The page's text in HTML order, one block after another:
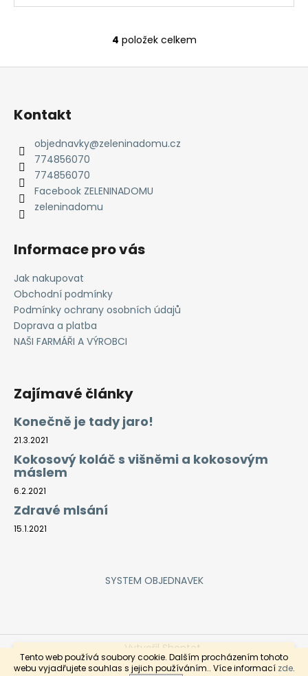
Tento web používá soubory cookie. Dalším procházením tohoto
webu vyjadřujete souhlas s jejich používáním.. Více informací zde.
Rozvoz objednaného zboží je každý čtvrtek a pátek pro
objednávky zaslané do středy do 9hod. Objednávky
O
v
c
í
s
u
4 položek celkem
Z
Kontakt
objednavky@zeleninadomu.cz
774856070
774856070
Facebook ZELENINADOMU
zeleninadomu
Informace pro vás
Jak nakupovat
Obchodní podmínky
Podmínky ochrany osobních údajů
Doprava a platba
NAŠI FARMÁŘI A VÝROBCI
Zajímavé články
Konečně je tady jaro!
21.3.2021
Kokosový koláč s višněmi a kokosovým
máslem
6.2.2021
Zdravé mlsání
15.1.2021
SYSTEM OBJEDNAVEK
Vytvořil Shoptet
Copyright 2026ZeleninaDomů. Všechna práva